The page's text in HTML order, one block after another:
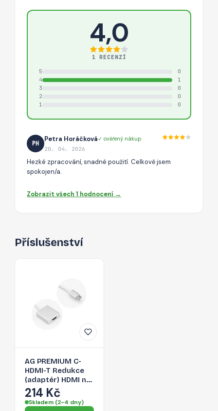
4,0
1 RECENZÍ
5
0
4
1
3
0
2
0
1
0
PH
Petra Horáčková✓ ověřený nákup
20. 04. 2026
Hezké zpracování, snadné použití. Celkově jsem
spokojen/a.
Zobrazit všech 1 hodnocení →
Příslušenství
AG PREMIUM C-
HDMI-T Redukce
(adaptér) HDMI na
USB-C 3.1, délka
17cm, bílo-stříbrná
214 Kč
Skladem (2-4 dny)